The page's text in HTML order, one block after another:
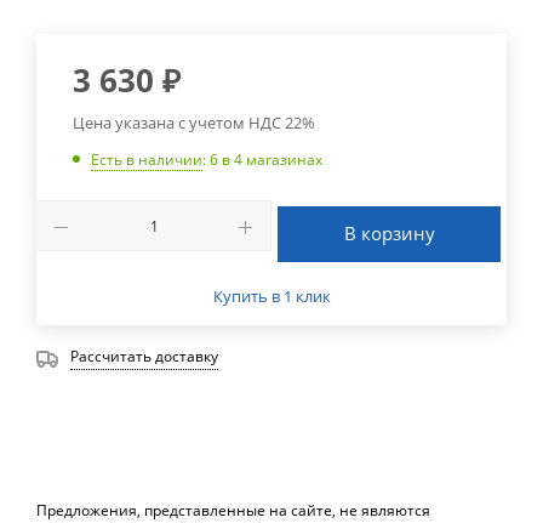
3 630 ₽
Цена указана с учетом НДС 22%
Есть в наличии: 6 в 4 магазинах
В корзину
Купить в 1 клик
Рассчитать доставку
Предложения, представленные на сайте, не являются